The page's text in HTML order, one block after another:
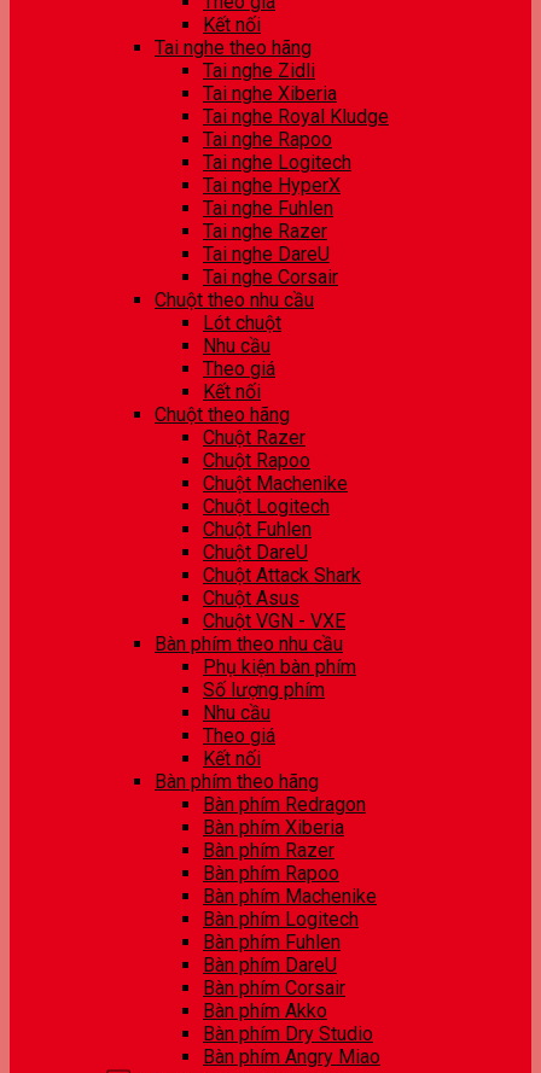
Kết nối
Tai nghe theo hãng
Tai nghe Zidli
Tai nghe Xiberia
Tai nghe Royal Kludge
Tai nghe Rapoo
Tai nghe Logitech
Tai nghe HyperX
Tai nghe Fuhlen
Tai nghe Razer
Tai nghe DareU
Tai nghe Corsair
Chuột theo nhu cầu
Lót chuột
Nhu cầu
Theo giá
Kết nối
Chuột theo hãng
Chuột Razer
Chuột Rapoo
Chuột Machenike
Chuột Logitech
Chuột Fuhlen
Chuột DareU
Chuột Attack Shark
Chuột Asus
Chuột VGN - VXE
Bàn phím theo nhu cầu
Phụ kiện bàn phím
Số lượng phím
Nhu cầu
Theo giá
Kết nối
Bàn phím theo hãng
Bàn phím Redragon
Bàn phím Xiberia
Bàn phím Razer
Bàn phím Rapoo
Bàn phím Machenike
Bàn phím Logitech
Bàn phím Fuhlen
Bàn phím DareU
Bàn phím Corsair
Bàn phím Akko
Bàn phím Dry Studio
Bàn phím Angry Miao